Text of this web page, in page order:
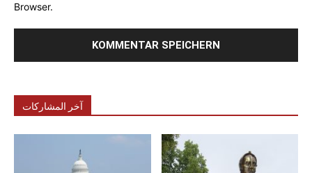
Browser.
آخر المشاركات